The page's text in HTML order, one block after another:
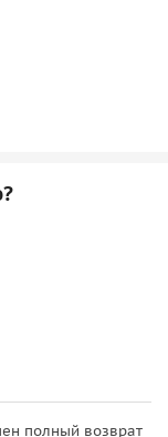
полный возврат